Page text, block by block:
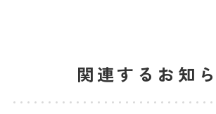
関連するお知